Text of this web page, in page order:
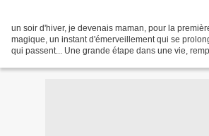
un soir d'hiver, je devenais maman, pour la
magique, un instant d'émerveillement qui se
qui passent... Une grande étape dans une vie,